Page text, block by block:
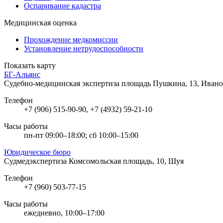
Оспаривание кадастра
Медицинская оценка
Прохождение медкомиссии
Установление нетрудоспособности
Показать карту
БГ-Альянс
Судебно-медицинская экспертиза площадь Пушкина, 13,
Телефон
+7 (906) 515-90-90, +7 (4932) 59-21-10
Часы работы
пн-пт 09:00–18:00; сб 10:00–15:00
Юридическое бюро
Судмедэкспертиза Комсомольская площадь, 10, Шуя
Телефон
+7 (960) 503-77-15
Часы работы
ежедневно, 10:00–17:00